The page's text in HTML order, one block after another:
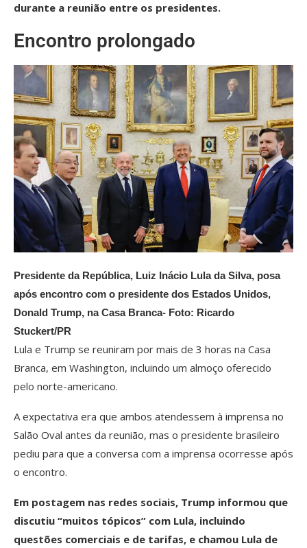
durante a reunião entre os presidentes.
Encontro prolongado
Presidente da República, Luiz Inácio Lula da Silva, posa
após encontro com o presidente dos Estados Unidos,
Donald Trump, na Casa Branca- Foto: Ricardo
Stuckert/PR
Lula e Trump se reuniram por mais de 3 horas na Casa
Branca, em Washington, incluindo um almoço oferecido
pelo norte-americano.
A expectativa era que ambos atendessem à imprensa no
Salão Oval antes da reunião, mas o presidente brasileiro
pediu para que a conversa com a imprensa ocorresse após
o encontro.
Em postagem nas redes sociais, Trump informou que
discutiu “muitos tópicos” com Lula, incluindo
questões comerciais e de tarifas, e chamou Lula de